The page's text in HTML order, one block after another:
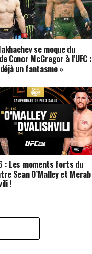
se moque du
Conor McGregor à l’UFC :
un fantasme »
: Les moments forts du
Sean O’Malley et Merab
!